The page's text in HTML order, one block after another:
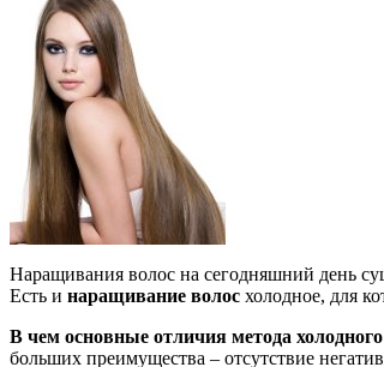
Наращивания волос на сегодняшний день
Есть и наращивание волос холодное, для
В чем основные отличия метода
больших преимущества – отсутствие